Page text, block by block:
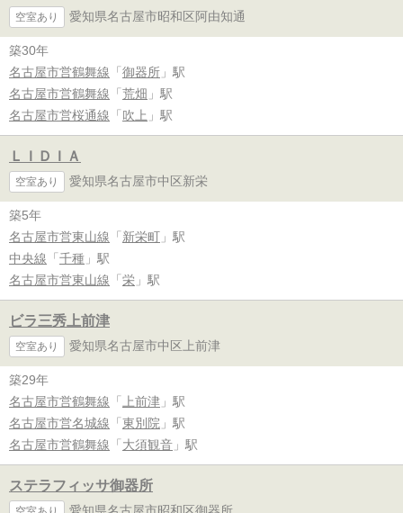
空室あり 愛知県名古屋市昭和区阿由知通
築30年
名古屋市営鶴舞線 「 御器所 」駅
名古屋市営鶴舞線 「 荒畑 」駅
名古屋市営桜通線 「 吹上 」駅
ＬＩＤＩＡ
空室あり 愛知県名古屋市中区新栄
築5年
名古屋市営東山線 「 新栄町 」駅
中央線 「 千種 」駅
名古屋市営東山線 「 栄 」駅
ビラ三秀上前津
空室あり 愛知県名古屋市中区上前津
築29年
名古屋市営鶴舞線 「 上前津 」駅
名古屋市営名城線 「 東別院 」駅
名古屋市営鶴舞線 「 大須観音 」駅
ステラフィッサ御器所